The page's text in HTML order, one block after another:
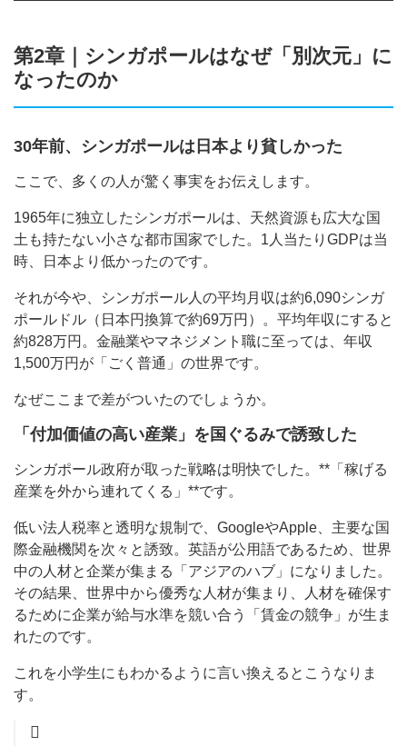
第2章｜シンガポールはなぜ「別次元」に
なったのか
30年前、シンガポールは日本より貧しかった
ここで、多くの人が驚く事実をお伝えします。
1965年に独立したシンガポールは、天然資源も広大な国
土も持たない小さな都市国家でした。1人当たりGDPは当
時、日本より低かったのです。
それが今や、シンガポール人の平均月収は約6,090シンガ
ポールドル（日本円換算で約69万円）。平均年収にすると
約828万円。金融業やマネジメント職に至っては、年収
1,500万円が「ごく普通」の世界です。
なぜここまで差がついたのでしょうか。
「付加価値の高い産業」を国ぐるみで誘致した
シンガポール政府が取った戦略は明快でした。**「稼げる
産業を外から連れてくる」**です。
低い法人税率と透明な規制で、GoogleやApple、主要な国
際金融機関を次々と誘致。英語が公用語であるため、世界
中の人材と企業が集まる「アジアのハブ」になりました。
その結果、世界中から優秀な人材が集まり、人材を確保す
るために企業が給与水準を競い合う「賃金の競争」が生ま
れたのです。
これを小学生にもわかるように言い換えるとこうなりま
す。